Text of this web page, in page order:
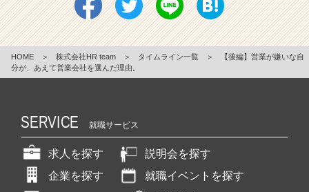
HOME ＞ 株式会社HR team ＞ タイムライン一覧 ＞
【後編】営業が嫌いな自
分が、あえて営業会社を選んだ理由。
SERVICE 就職サービス
求人を探す
説明会を探す
企業を探す
就職イベントを探す